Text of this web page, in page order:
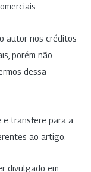
autor nos créditos
porém não
dessa
e transfere para a
ao artigo.
divulgado em